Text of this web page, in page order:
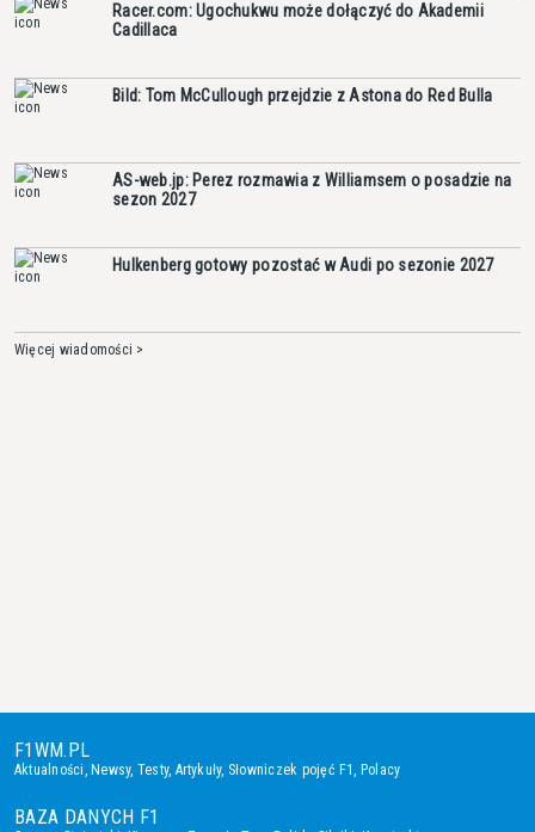
Racer.com: Ugochukwu może dołączyć do Akademii
Cadillaca
Bild: Tom McCullough przejdzie z Astona do Red Bulla
AS-web.jp: Perez rozmawia z Williamsem o posadzie na
sezon 2027
Hulkenberg gotowy pozostać w Audi po sezonie 2027
Więcej wiadomości >
F1WM.PL
Aktualności, Newsy, Testy, Artykuły, Słowniczek pojęć F1, Polacy
BAZA DANYCH F1